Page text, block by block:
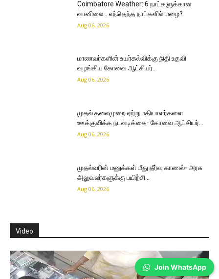
Coimbatore Weather: 6 நாட்களுக்கான
வானிலை… எந்தெந்த நாட்களில் மழை?
Aug 06, 2026
மாணவர்களின் உயர்கல்விக்கு நிதி உதவி
வழங்கிய கோவை ஆட்சியர்…
Aug 06, 2026
முதல் தலைமுறை ஏற்றுமதியாளர்களை
ஊக்குவிக்க நடவடிக்கை- கோவை ஆட்சியர்…
Aug 06, 2026
முதல்வரின் மனுக்கள் மீது தீர்வு காணல்- அரசு
அலுவலர்களுக்கு பயிற்சி…
Aug 06, 2026
Video
Join WhatsApp